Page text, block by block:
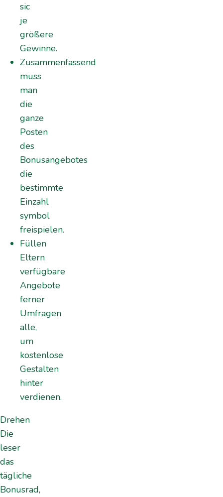
sic
je
größere
Gewinne.
Zusammenfassend
muss
man
die
ganze
Posten
des
Bonusangebotes
die
bestimmte
Einzahl
symbol
freispielen.
Füllen
Eltern
verfügbare
Angebote
ferner
Umfragen
alle,
um
kostenlose
Gestalten
hinter
verdienen.
Drehen
Die
leser
das
tägliche
Bonusrad,